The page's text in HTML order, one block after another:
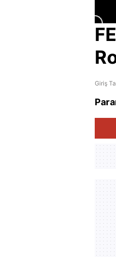
Giriş